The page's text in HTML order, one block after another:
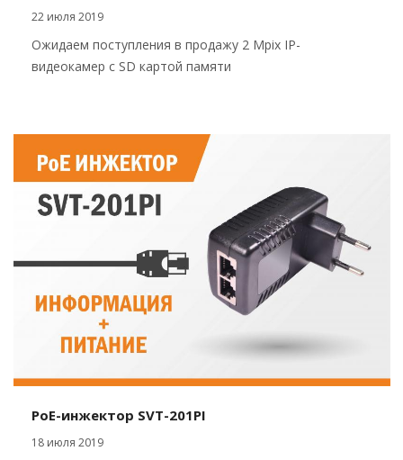
22 июля 2019
Ожидаем поступления в продажу 2 Mpix IP-
видеокамер с SD картой памяти
PoE-инжектор SVT-201PI
18 июля 2019